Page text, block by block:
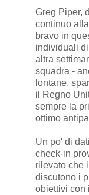
Greg Piper,
continuo
bravo in
individuali
altra
squadra -
lontane,
il Regno
sempre la
ottimo
Un po' di
check-in
rilevato che
discutono i
obiettivi con